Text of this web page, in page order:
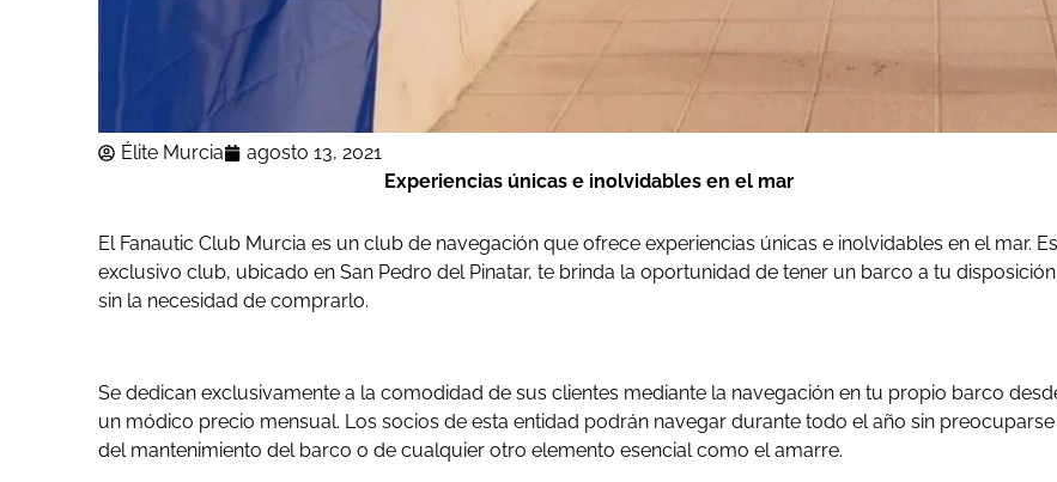
Élite Murcia
agosto 13, 2021
Experiencias únicas e inolvidables en el mar
El Fanautic Club Murcia es un club de navegación que ofrece experiencias únicas e inolvidables en el mar.
exclusivo club, ubicado en San Pedro del Pinatar, te brinda la oportunidad de tener un barco a tu disposición
sin la necesidad de comprarlo.
Se dedican exclusivamente a la comodidad de sus clientes mediante la navegación en tu propio barco
un módico precio mensual. Los socios de esta entidad podrán navegar durante todo el año sin preocuparse
del mantenimiento del barco o de cualquier otro elemento esencial como el amarre.